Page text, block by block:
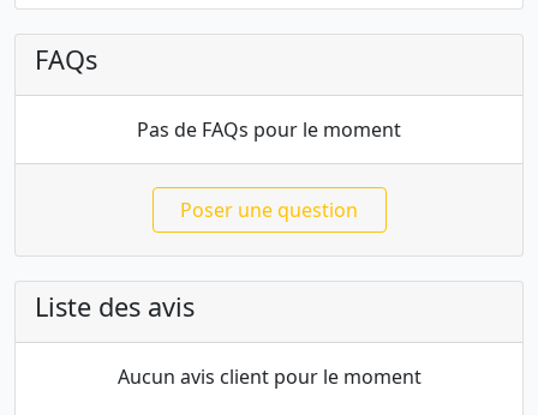
FAQs
Pas de FAQs pour le moment
Poser une question
Liste des avis
Aucun avis client pour le moment